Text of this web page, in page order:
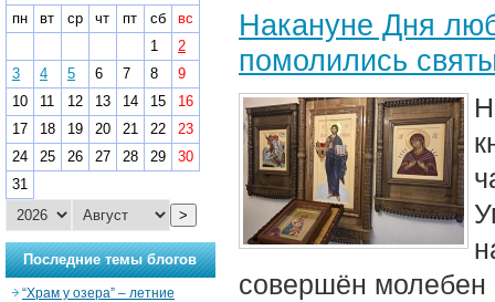
Накануне Дня
помолились
совершён молебен
пн
вт ср чт пт сб
вс
1
2
3
4 5 6 7 8
9
10
11 12 13 14 15
16
17
18 19 20 21 22
23
24
25 26 27 28 29
30
31
>
Последние темы блогов
“Храм у озера” – летние